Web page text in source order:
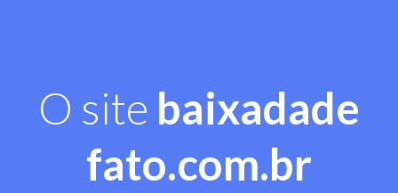
O site baixadade
fato.com.br